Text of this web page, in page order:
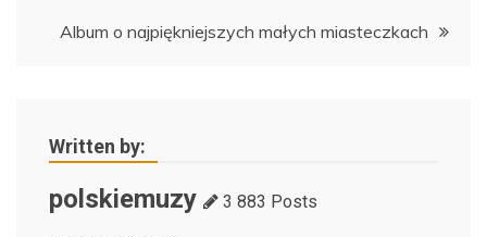
Album o najpiękniejszych małych miasteczkach
Written by:
polskiemuzy 3 883 Posts